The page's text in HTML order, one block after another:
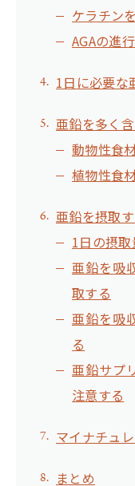
ケラチン
AGAの進
1日に必要な
亜鉛を多く
動物性食
植物性食
亜鉛を摂取
1日の摂
亜鉛を吸
取する
亜鉛を吸
る
亜鉛サプ
注意する
マイナチュ
まとめ